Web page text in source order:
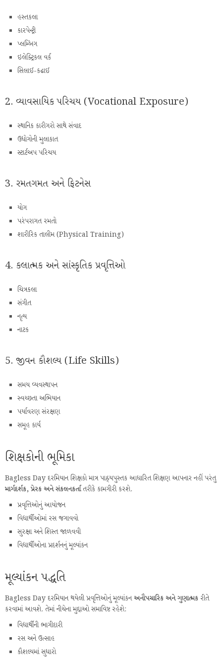
હસ્તકલા
કારપેન્ટ્રી
પ્લમ્બિંગ
ઇલેક્ટ્રિકલ વર્ક
સિલાઈ-કઢાઈ
2. વ્યાવસાયિક પરિચય (Vocational Exposure)
સ્થાનિક કારીગરો સાથે સંવાદ
ઉદ્યોગોની મુલાકાત
સ્ટાર્ટઅપ પરિચય
3. રમતગમત અને ફિટનેસ
યોગ
પરંપરાગત રમતો
શારીરિક તાલીમ (Physical Training)
4. કલાત્મક અને સાંસ્કૃતિક પ્રવૃત્તિઓ
ચિત્રકલા
સંગીત
નૃત્ય
નાટક
5. જીવન કૌશલ્ય (Life Skills)
સમય વ્યવસ્થાપન
સ્વચ્છતા અભિયાન
પર્યાવરણ સંરક્ષણ
સમૂહ કાર્ય
શિક્ષકોની ભૂમિકા
Bagless Day દરમિયાન શિક્ષકો માત્ર પાઠ્યપુસ્તક આધારિત શિક્ષણ આપનાર નહીં પરંતુ
માર્ગદર્શક, પ્રેરક અને સંકલનકર્તાતરીકે કામગીરી કરશે.
પ્રવૃત્તિઓનું આયોજન
વિદ્યાર્થીઓમાં રસ જગાવવો
સુરક્ષા અને શિસ્ત જાળવવી
વિદ્યાર્થીઓના પ્રદર્શનનું મૂલ્યાંકન
મૂલ્યાંકન પદ્ધતિ
Bagless Day દરમિયાન થયેલી પ્રવૃત્તિઓનું મૂલ્યાંકનઅનૌપચારિક અને ગુણાત્મક રીતે
કરવામાં આવશે. તેમાં નીચેના મુદ્દાઓ સમાવિષ્ટ રહેશે:
વિદ્યાર્થીની ભાગીદારી
રસ અને ઉત્સાહ
કૌશલ્યમાં સુધારો